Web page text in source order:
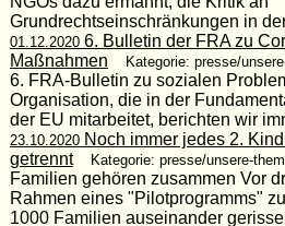
Grundrechtseinschränkungen in
01.12.20206. Bulletin der FRA zu
Maßnahmen
Kategorie: presse/
6. FRA-Bulletin zu sozialen
Organisation, die in der
der EU mitarbeitet, berichten wir
23.10.2020Noch immer jedes 2.
getrennt
Kategorie: presse/unsere-
Familien gehören zusammen Vor
Rahmen eines "Pilotprogramms"
1000 Familien auseinander